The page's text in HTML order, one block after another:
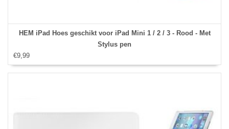
HEM iPad Hoes geschikt voor iPad Mini 1 / 2 / 3 - Rood - Met
Stylus pen
€9,99